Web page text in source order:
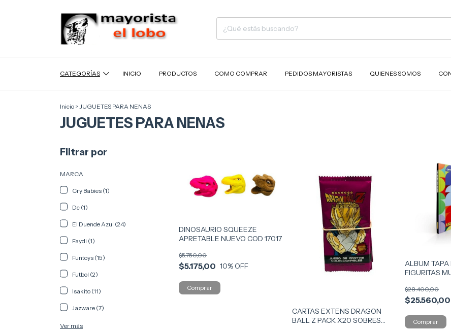
CATEGORÍAS INICIO PRODUCTOS COMO COMPRAR PEDIDOS MAYORISTAS QUIENES SOMOS
Inicio > JUGUETES PARA NENAS
JUGUETES PARA NENAS
Filtrar por
MARCA
Cry Babies (1)
Dc (1)
El Duende Azul (24)
Faydi (1)
Funtoys (15)
Futbol (2)
Isakito (11)
Jazware (7)
Ver más
DINOSAURIO SQUEEZE
APRETABLE NUEVO COD 17017
$5.175,00
$5.750,00
10% OFF
CARTAS EXTENS DRAGON
BALL Z PACK X20 SOBRES
ALBUM TAPA
FIGURITAS
$25.560,00
$28.400,00